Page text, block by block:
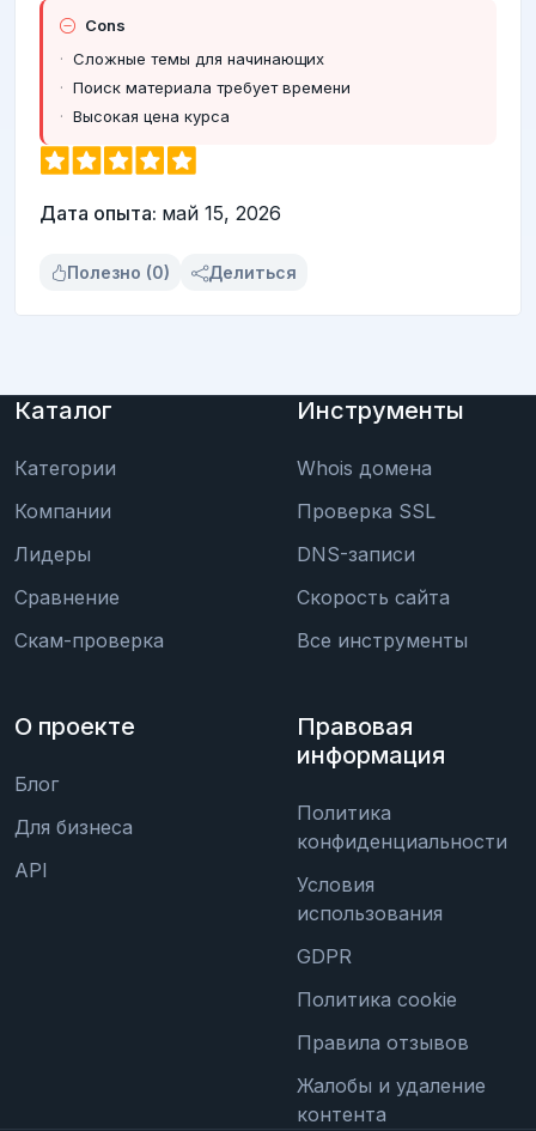
Cons
Сложные темы для начинающих
Поиск материала требует времени
Высокая цена курса
Дата опыта: май 15, 2026
Полезно (0) Делиться
Каталог
Категории
Компании
Лидеры
Сравнение
Скам-проверка
Инструменты
Whois домена
Проверка SSL
DNS-записи
Скорость сайта
Все инструменты
О проекте
Блог
Для бизнеса
API
Правовая
информация
Политика
конфиденциальности
Условия
использования
GDPR
Политика cookie
Правила отзывов
Жалобы и удаление
контента